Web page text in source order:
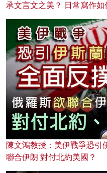
承文言文之美？ 日常寫作如
陳文鴻教授：美伊戰爭恐引
聯合伊朗 對付北約美國？